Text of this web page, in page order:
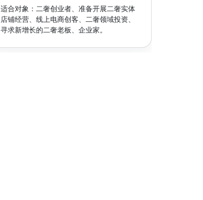
适合对象：二奢创业者、准备开展二奢实体
店铺经营、线上电商创客、二奢领域投资、
寻求新增长的二奢老板、企业家。